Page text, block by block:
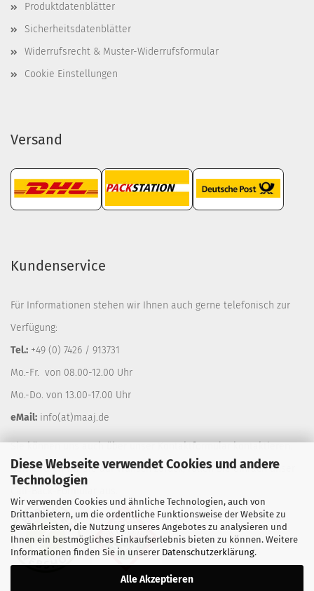
Diese Webseite verwendet Cookies und andere
Technologien
Wir verwenden Cookies und ähnliche Technologien, auch von
Drittanbietern, um die ordentliche Funktionsweise der Website zu
gewährleisten, die Nutzung unseres Angebotes zu analysieren und
Ihnen ein bestmögliches Einkaufserlebnis bieten zu können. Weitere
Informationen finden Sie in unserer Datenschutzerklärung.
Alle Akzeptieren
Produktdatenblätter
Sicherheitsdatenblätter
Widerrufsrecht & Muster-Widerrufsformular
Cookie Einstellungen
Versand
Kundenservice
Für Informationen stehen wir Ihnen auch gerne telefonisch zur
Verfügung:
Tel.: +49 (0) 7426 / 913731
Mo.-Fr. von 08.00-12.00 Uhr
Mo.-Do. von 13.00-17.00 Uhr
eMail: info(at)maaj.de
Sie können uns auch über unserKontaktformularkontaktieren.
Gerne rufen wir Sie auf Wunsch zurück, füllen Sie einfach unser
Call-Back-Formular